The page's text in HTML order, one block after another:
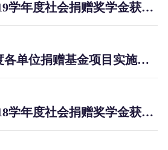
关于公示2018-2019学年度社会捐赠奖学金获奖学生名单的通知
关于提交2018年度各单位捐赠基金项目实施材料的通知
关于公示2017-2018学年度社会捐赠奖学金获奖学生名单的通知